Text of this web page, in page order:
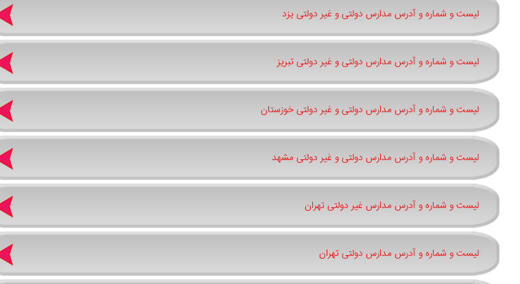
لیست و شماره و آدرس مدارس دولتی و غیر دولتی یزد
لیست و شماره و آدرس مدارس دولتی و غیر دولتی تبریز
لیست و شماره و آدرس مدارس دولتی و غیر دولتی خوزستان
لیست و شماره و آدرس مدارس دولتی و غیر دولتی مشهد
لیست و شماره و آدرس مدارس غیر دولتی تهران
لیست و شماره و آدرس مدارس دولتی تهران